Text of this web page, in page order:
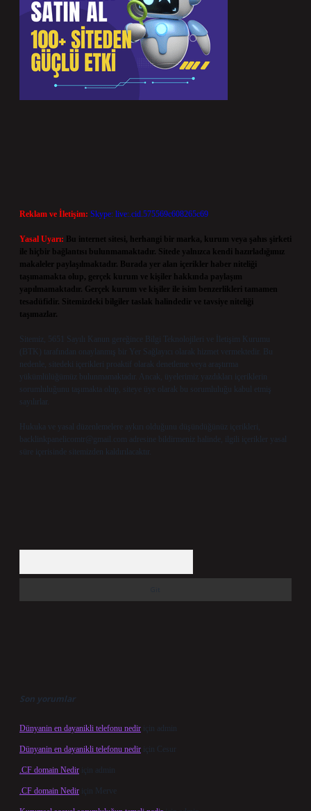
Reklam ve İletişim: Skype: live:.cid.575569c608265c69
Yasal Uyarı:
Bu internet sitesi, herhangi bir marka, kurum veya şahıs şirketi
ile hiçbir bağlantısı bulunmamaktadır. Sitede yalnızca kendi hazırladığımız
makaleler paylaşılmaktadır. Burada yer alan içerikler haber niteliği
taşımamakta olup, gerçek kurum ve kişiler hakkında paylaşım
yapılmamaktadır. Gerçek kurum ve kişiler ile isim benzerlikleri tamamen
tesadüfidir. Sitemizdeki bilgiler taslak halindedir ve tavsiye niteliği
taşımazlar.
Sitemiz, 5651 Sayılı Kanun gereğince Bilgi Teknolojileri ve İletişim Kurumu
(BTK) tarafından onaylanmış bir Yer Sağlayıcı olarak hizmet vermektedir. Bu
nedenle, sitedeki içerikleri proaktif olarak denetleme veya araştırma
yükümlülüğümüz bulunmamaktadır. Ancak, üyelerimiz yazdıkları içeriklerin
sorumluluğunu taşımakta olup, siteye üye olarak bu sorumluluğu kabul etmiş
sayılırlar.
Hukuka ve yasal düzenlemelere aykırı olduğunu düşündüğünüz içerikleri,
backlinkpanelicomtr@gmail.com adresine bildirmeniz halinde, ilgili içerikler yasal
süre içerisinde sitemizden kaldırılacaktır.
Son yorumlar
Dünyanin en dayanikli telefonu nedir için admin
Dünyanin en dayanikli telefonu nedir için Cesur
.CF domain Nedir için admin
.CF domain Nedir için Merve